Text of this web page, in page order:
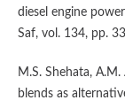
diesel engine
Saf, vol. 134, pp.
M.S. Shehata,
blends as